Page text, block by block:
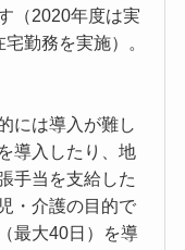
（2020年度は実
勤務を実施）。
には導入が難し
導入したり、地
手当を支給した
・介護の目的で
最大40日）を導